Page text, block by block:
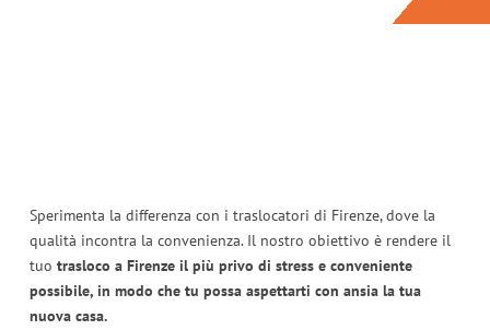
Sperimenta la differenza con i traslocatori di Firenze, dove la
qualità incontra la convenienza. Il nostro obiettivo è rendere il
tuo trasloco a Firenze il più privo di stress e conveniente
possibile, in modo che tu possa aspettarti con ansia la tua
nuova casa.